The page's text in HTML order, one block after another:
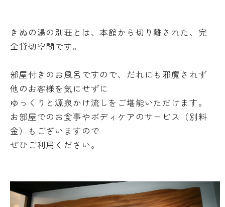
きぬの湯の別荘とは、本館から切り離された、完
全貸切空間です。
部屋付きのお風呂ですので、だれにも邪魔されず
他のお客様を気にせずに
ゆっくりと源泉かけ流しをご堪能いただけます。
お部屋でのお食事やボディケアのサービス（別料
金）もございますので
ぜひご利用ください。